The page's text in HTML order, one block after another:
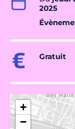
2025
Gratuit
+
−